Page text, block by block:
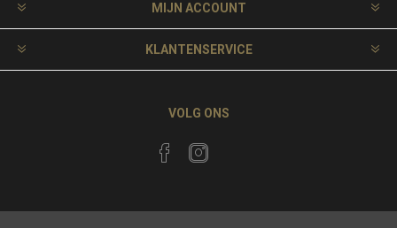
MIJN ACCOUNT
KLANTENSERVICE
VOLG ONS